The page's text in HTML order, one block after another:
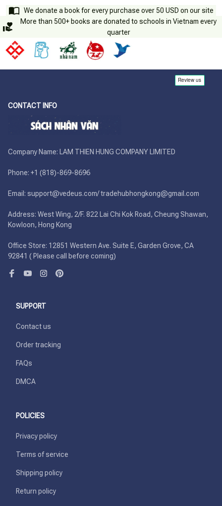
We donate a book for every purchase over 50 USD on our site
More than 500+ books are donated to schools in Vietnam every
quarter
CONTACT INFO
Company Name: LAM THIEN HUNG COMPANY LIMITED
Phone: +1 (818)-869-8696
Email: support@vedeus.com/ tradehubhongkong@gmail.com
Address: West Wing, 2/F. 822 Lai Chi Kok Road, Cheung Shawan,
Kowloon, Hong Kong
Office Store: 12851 Western Ave. Suite E, Garden Grove, CA
92841 ( Please call before coming)
SUPPORT
Contact us
Order tracking
FAQs
DMCA
POLICIES
Privacy policy
Terms of service
Shipping policy
Return policy